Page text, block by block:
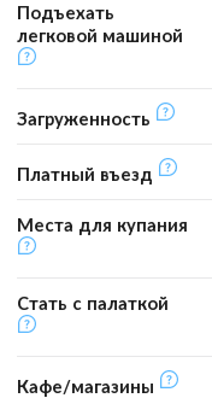
Подъехать
легковой машиной
Загруженность
Платный въезд
Места для купания
Стать с палаткой
Кафе/магазины